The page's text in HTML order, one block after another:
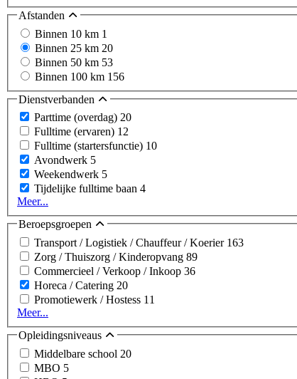
Afstanden
Binnen 10 km 1
Binnen 25 km 20
Binnen 50 km 53
Binnen 100 km 156
Dienstverbanden
Parttime (overdag) 20
Fulltime (ervaren) 12
Fulltime (startersfunctie) 10
Avondwerk 5
Weekendwerk 5
Tijdelijke fulltime baan 4
Meer...
Beroepsgroepen
Transport / Logistiek / Chauffeur / Koerier 163
Zorg / Thuiszorg / Kinderopvang 89
Commercieel / Verkoop / Inkoop 36
Horeca / Catering 20
Promotiewerk / Hostess 11
Meer...
Opleidingsniveaus
Middelbare school 20
MBO 5